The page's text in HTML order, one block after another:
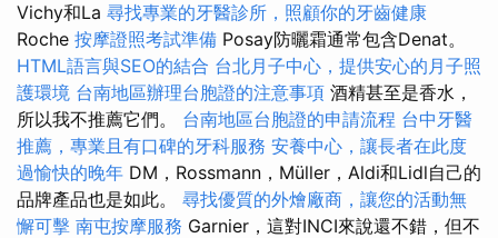
Vichy和La 尋找專業的牙醫診所，照顧你的牙齒健康
Roche 按摩證照考試準備 Posay防曬霜通常包含Denat。
HTML語言與SEO的結合 台北月子中心，提供安心的月子照
護環境 台南地區辦理台胞證的注意事項 酒精甚至是香水，
所以我不推薦它們。 台南地區台胞證的申請流程 台中牙醫
推薦，專業且有口碑的牙科服務 安養中心，讓長者在此度
過愉快的晚年 DM，Rossmann，Müller，Aldi和Lidl自己的
品牌產品也是如此。 尋找優質的外燴廠商，讓您的活動無
懈可擊 南屯按摩服務 Garnier，這對INCI來說還不錯，但不